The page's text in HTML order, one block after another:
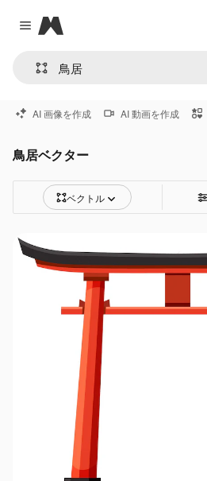
Close menu
Magnific
AI 画像を作成 AI 動画を作成
鳥居ベクター
ベクトル